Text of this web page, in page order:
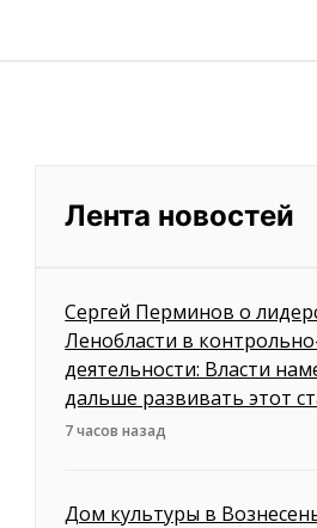
Лента новостей
Сергей Перминов о
Ленобласти в
деятельности: Власти
дальше развивать этот
7 часов назад
Дом культуры в